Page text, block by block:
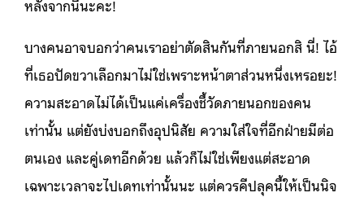
หลังจากนี้นะคะ!
บางคนอาจบอกว่าคนเราอย่าตัดสินกันที่ภายนอกสิ นี่! ไอ้
ที่เธอปัดขวาเลือกมาไม่ใช่เพราะหน้าตาส่วนหนึ่งเหรอยะ!
ความสะอาดไม่ได้เป็นแค่เครื่องชี้วัดภายนอกของคน
เท่านั้น แต่ยังบ่งบอกถึงอุปนิสัย ความใส่ใจที่อีกฝ่ายมีต่อ
ตนเอง และคู่เดทอีกด้วย แล้วก็ไม่ใช่เพียงแต่สะอาด
เฉพาะเวลาจะไปเดทเท่านั้นนะ แต่ควรคีปลุคนี้ให้เป็นนิจ